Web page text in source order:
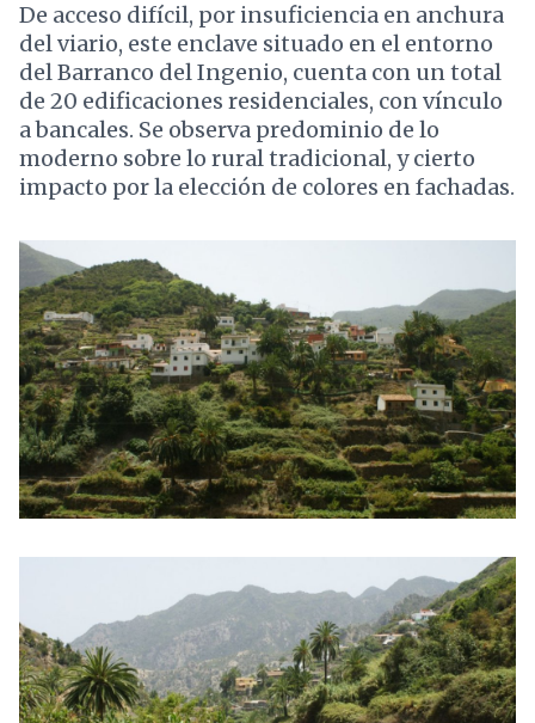
De acceso difícil, por insuficiencia en anchura
del viario, este enclave situado en el entorno
del Barranco del Ingenio, cuenta con un total
de 20 edificaciones residenciales, con vínculo
a bancales. Se observa predominio de lo
moderno sobre lo rural tradicional, y cierto
impacto por la elección de colores en fachadas.